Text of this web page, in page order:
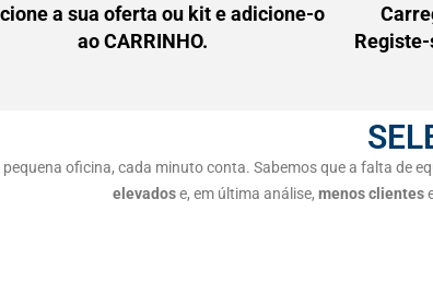
a sua oferta ou kit e adicione-o
ao CARRINHO.
pequena oficina, cada minuto conta. Sabemos que a falta de
elevadose, em última análise, menos clientes